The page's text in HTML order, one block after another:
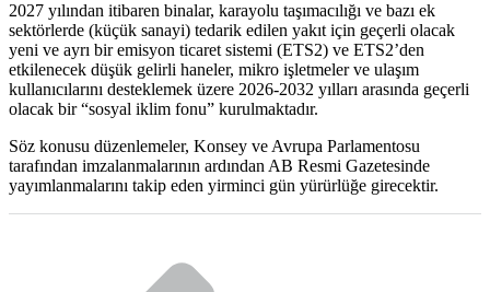
2027 yılından itibaren binalar, karayolu taşımacılığı ve bazı ek
sektörlerde (küçük sanayi) tedarik edilen yakıt için geçerli olacak
yeni ve ayrı bir emisyon ticaret sistemi (ETS2) ve ETS2’den
etkilenecek düşük gelirli haneler, mikro işletmeler ve ulaşım
kullanıcılarını desteklemek üzere 2026-2032 yılları arasında geçerli
olacak bir “sosyal iklim fonu” kurulmaktadır.
Söz konusu düzenlemeler, Konsey ve Avrupa Parlamentosu
tarafından imzalanmalarının ardından AB Resmi Gazetesinde
yayımlanmalarını takip eden yirminci gün yürürlüğe girecektir.